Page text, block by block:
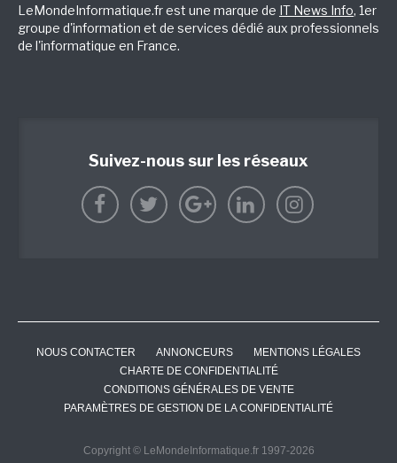
LeMondeInformatique.fr est une marque de IT News Info, 1er
groupe d'information et de services dédié aux professionnels
de l'informatique en France.
Suivez-nous sur les réseaux
NOUS CONTACTER ANNONCEURS
MENTIONS LÉGALES
CHARTE DE CONFIDENTIALITÉ
CONDITIONS GÉNÉRALES DE VENTE
PARAMÈTRES DE GESTION DE LA CONFIDENTIALITÉ
Copyright © LeMondeInformatique.fr 1997-2026